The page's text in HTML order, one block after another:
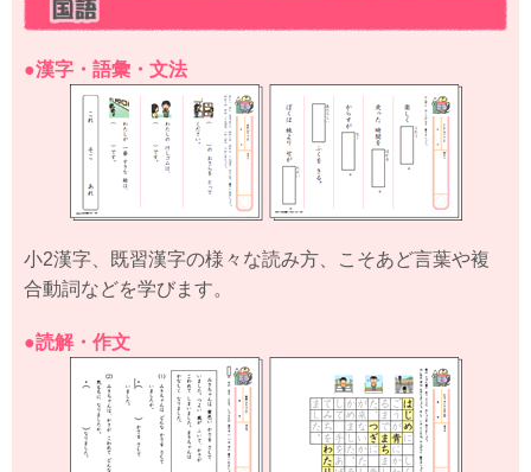
●漢字・語彙・文法
小2漢字、既習漢字の様々な読み方、こそあど言葉や複
合動詞などを学びます。
●読解・作文